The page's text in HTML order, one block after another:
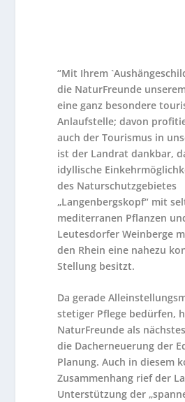
“Mit Ihrem
die NaturFreunde
eine ganz besondere
Anlaufstelle; davon
auch der Tourismus in
ist der Landrat dankbar,
idyllische
des Naturschutzgebietes
„Langenbergskopf“ mit
mediterranen Pflanzen
Leutesdorfer Weinberge
den Rhein eine nahezu
Stellung besitzt.
Da gerade
stetiger Pflege bedürfen,
NaturFreunde als
die Dacherneuerung der
Planung. Auch in diesem
Zusammenhang rief der
Unterstützung der